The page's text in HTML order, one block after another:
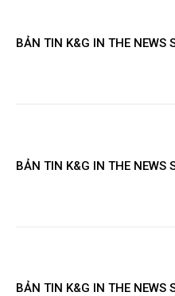
BẢN TIN K&G IN THE NEWS
BẢN TIN K&G IN THE NEWS
BẢN TIN K&G IN THE NEWS